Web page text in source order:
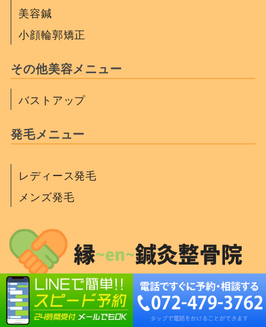
美容鍼
小顔輪郭矯正
その他美容メニュー
バストアップ
発毛メニュー
レディース発毛
メンズ発毛